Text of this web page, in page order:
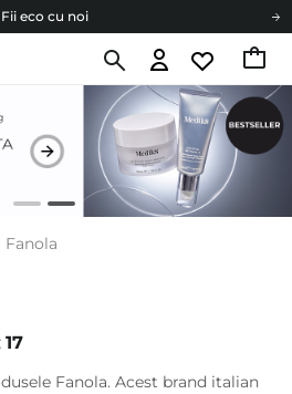
comenzile de la 150 RON!
Fanola
17
Fanola. Acest brand italian